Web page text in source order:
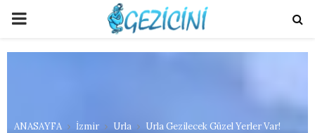
PRIMARY
MENU
ANASAYFA İzmir Urla Urla Gezilecek Güzel Yerler Var!